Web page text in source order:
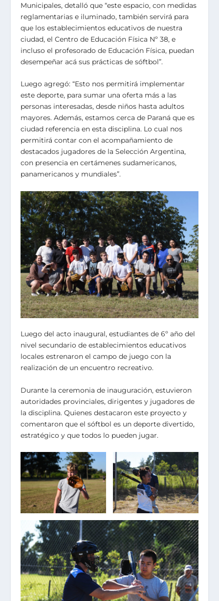
Municipales, detalló que “este espacio, con medidas
reglamentarias e iluminado, también servirá para
que los establecimientos educativos de nuestra
ciudad, el Centro de Educación Física Nº 38, e
incluso el profesorado de Educación Física, puedan
desempeñar acá sus prácticas de sóftbol”.
Luego agregó: “Esto nos permitirá implementar
este deporte, para sumar una oferta más a las
personas interesadas, desde niños hasta adultos
mayores. Además, estamos cerca de Paraná que es
ciudad referencia en esta disciplina. Lo cual nos
permitirá contar con el acompañamiento de
destacados jugadores de la Selección Argentina,
con presencia en certámenes sudamericanos,
panamericanos y mundiales”.
Luego del acto inaugural, estudiantes de 6º año del
nivel secundario de establecimientos educativos
locales estrenaron el campo de juego con la
realización de un encuentro recreativo.
Durante la ceremonia de inauguración, estuvieron
autoridades provinciales, dirigentes y jugadores de
la disciplina. Quienes destacaron este proyecto y
comentaron que el sóftbol es un deporte divertido,
estratégico y que todos lo pueden jugar.